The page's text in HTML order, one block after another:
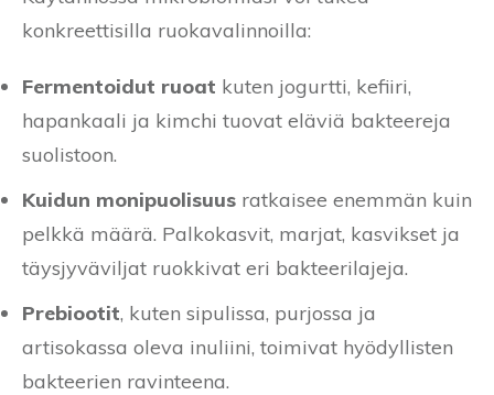
konkreettisilla ruokavalinnoilla:
Fermentoidut ruoat kuten jogurtti, kefiiri,
hapankaali ja kimchi tuovat eläviä bakteereja
suolistoon.
Kuidun monipuolisuus ratkaisee enemmän kuin
pelkkä määrä. Palkokasvit, marjat, kasvikset ja
täysjyväviljat ruokkivat eri bakteerilajeja.
Prebiootit, kuten sipulissa, purjossa ja
artisokassa oleva inuliini, toimivat hyödyllisten
bakteerien ravinteena.